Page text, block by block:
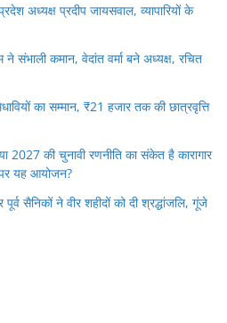
अध्यक्ष प्रदीप जायसवाल, व्यापारियों के
संभाली कमान, वेदांत वर्मा बने अध्यक्ष, रचित
का सम्मान, ₹21 हजार तक की छात्रवृत्ति
2027 की चुनावी रणनीति का संकेत है कारागार
पर यह आयोजन?
सैनिकों ने वीर शहीदों को दी श्रद्धांजलि, गूंजे